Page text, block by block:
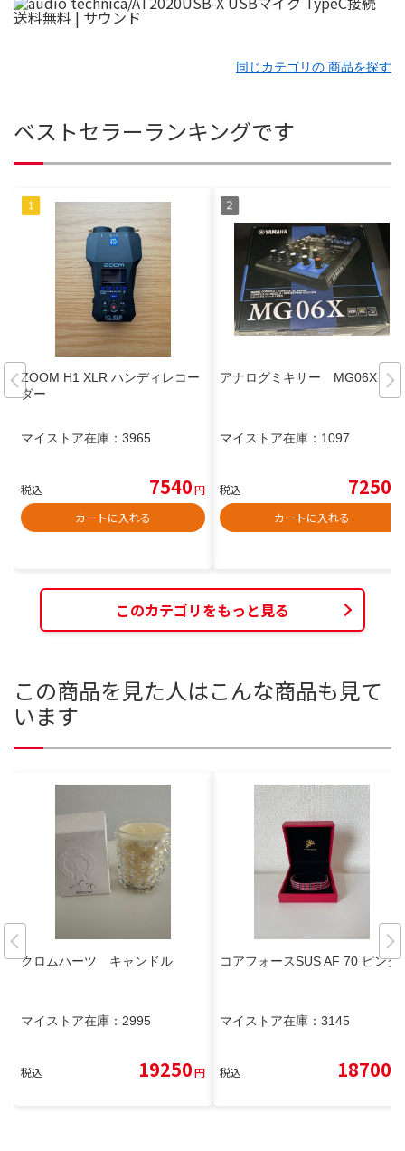
同じカテゴリの 商品を探す
ベストセラーランキングです
ZOOM H1 XLR ハンディレコー
ダー
マイストア在庫： 3965
税込 7540円
カートに入れる
アナログミキサー MG06X
マイストア在庫： 1097
税込 7250
カートに入れる
このカテゴリをもっと見る
この商品を見た人はこんな商品も見て
います
クロムハーツ キャンドル
マイストア在庫： 2995
税込 19250円
コアフォースSUS AF 70 ピンク
マイストア在庫： 3145
税込 18700